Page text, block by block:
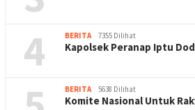
4 BERITA 7355 Dilihat
Kapolsek Peranap Iptu
BERITA 5638 Dilihat
Komite Nasional Untuk